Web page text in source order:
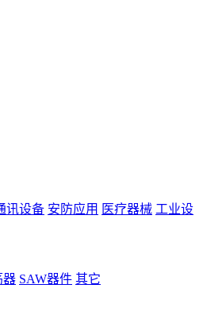
讯设备 安防应用 医疗器械 工业设
器 SAW器件 其它